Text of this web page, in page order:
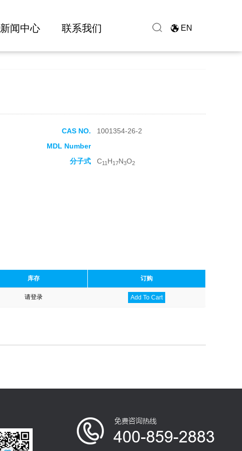
新闻中心 联系我们 EN
CAS NO.
1001354-26-2
MDL Number
分子式 C11 H17N3O2
库存 订购
请登录 Add To Cart